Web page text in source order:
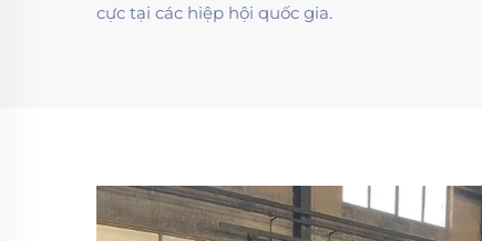
cực tại các hiệp hội quốc gia.